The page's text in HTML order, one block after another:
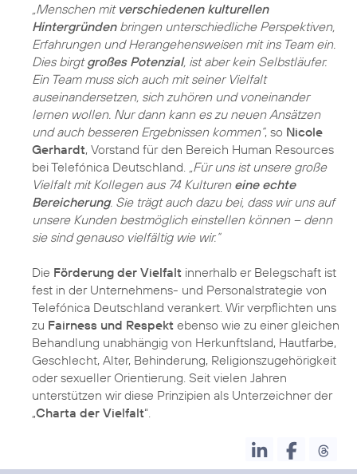
„Menschen mit verschiedenen kulturellen
Hintergründenbringen unterschiedliche Perspektiven,
Erfahrungen und Herangehensweisen mit ins Team ein.
Dies birgtgroßes Potenzial, ist aber kein Selbstläufer.
Ein Team muss sich auch mit seiner Vielfalt
auseinandersetzen, sich zuhören und voneinander
lernen wollen. Nur dann kann es zu neuen Ansätzen
und auch besseren Ergebnissen kommen“, so Nicole
Gerhardt, Vorstand für den Bereich Human Resources
bei Telefónica Deutschland. „Für uns ist unsere große
Vielfalt mit Kollegen aus 74 Kulturen eine echte
Bereicherung. Sie trägt auch dazu bei, dass wir uns auf
unsere Kunden bestmöglich einstellen können – denn
sie sind genauso vielfältig wie wir.“
Die Förderung der Vielfalt innerhalb er Belegschaft ist
fest in der Unternehmens- und Personalstrategie von
Telefónica Deutschland verankert. Wir verpflichten uns
zu Fairness und Respekt ebenso wie zu einer gleichen
Behandlung unabhängig von Herkunftsland, Hautfarbe,
Geschlecht, Alter, Behinderung, Religionszugehörigkeit
oder sexueller Orientierung. Seit vielen Jahren
unterstützen wir diese Prinzipien als Unterzeichner der
„Charta der Vielfalt“.